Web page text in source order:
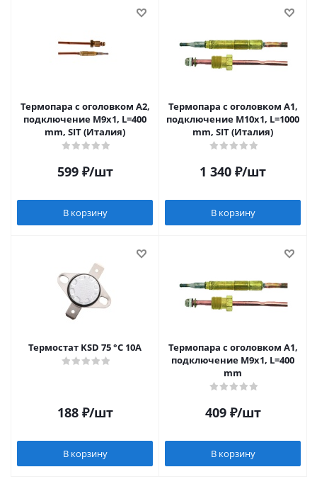
Термопара c оголовком А2,
подключение М9х1, L=400
mm, SIT (Италия)
599₽/шт
В корзину
Термопара c оголовком А1,
подключение М10х1, L=1000
mm, SIT (Италия)
1 340 ₽/шт
В корзину
Термостат KSD 75 °С 10А
188₽/шт
В корзину
Термопара c оголовком А1,
подключение М9х1, L=400
mm
409₽/шт
В корзину